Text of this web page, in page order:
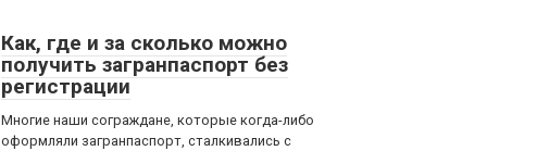
Как, где и за сколько можно
получить загранпаспорт без
регистрации
Многие наши сограждане, которые когда-либо
оформляли загранпаспорт, сталкивались с